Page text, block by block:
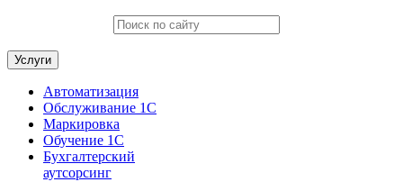
Услуги
Автоматизация
Обслуживание 1С
Маркировка
Обучение 1С
Бухгалтерский
аутсорсинг